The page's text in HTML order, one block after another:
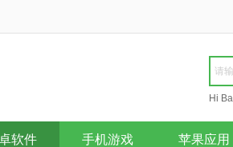
Hi
软件 手机游戏 苹果应用